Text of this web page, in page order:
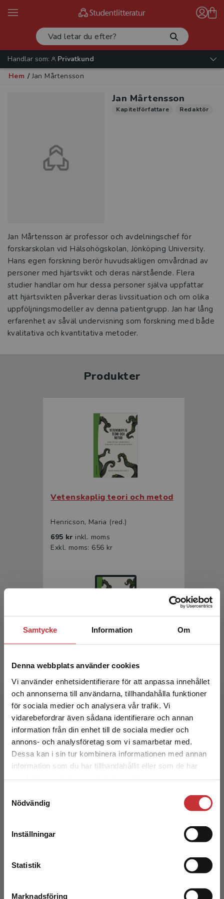
Samtycke Information Om
Denna webbplats använder cookies
Vi använder enhetsidentifierare för att anpassa innehållet
och annonserna till användarna, tillhandahålla funktioner
för sociala medier och analysera vår trafik. Vi
vidarebefordrar även sådana identifierare och annan
information från din enhet till de sociala medier och
annons- och analysföretag som vi samarbetar med.
Dessa kan i sin tur kombinera informationen med annan
information som du har tillhandahållit eller som de har
Nödvändig
Inställningar
Statistik
Marknadsföring
Begränsad fraktregion
Det verkar som att du besöker
studentlitteratur.se via en enhet utanför Sverige.
Vi erbjuder inte leveranser utanför Sverige. För
att kunna slutföra ett köp måste
Handlar som:
Privatkund
Hem / Jan Mårtensson
Jan Mårtensson
Kapitelförfattare Redaktör
Jan Mårtensson är professor och avdelningschef för
forskarskolan vid Hälsohögskolan, Jönköping University.
Hans egen forskning berör huvudsakligen omvårdnad av
personer med hjärtsvikt och deras närstående. Flera
studier handlar om hur dessa personer själva uppfattar
att hjärtsvikten påverkar deras livssituation och om olika
uppföljningsmodeller av denna patientgrupp. Jan har lång
erfarenhet av såväl undervisning som forskning med både
kvalitativa och kvantitativa metoder.
Produkter
Vetenskaplig teori och metod
Henricson, Maria (red.)
695 kr inkl. moms
Exkl. moms: 656 kr
Henricson, Maria (red.)
442 krinkl. moms
Exkl. moms: 417 kr